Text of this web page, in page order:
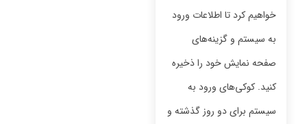
خواهیم کرد تا اطلاعات ورود
به سیستم و گزینه‌های
صفحه نمایش خود را ذخیره
کنید. کوکی‌های ورود به
سیستم برای دو روز گذشته و